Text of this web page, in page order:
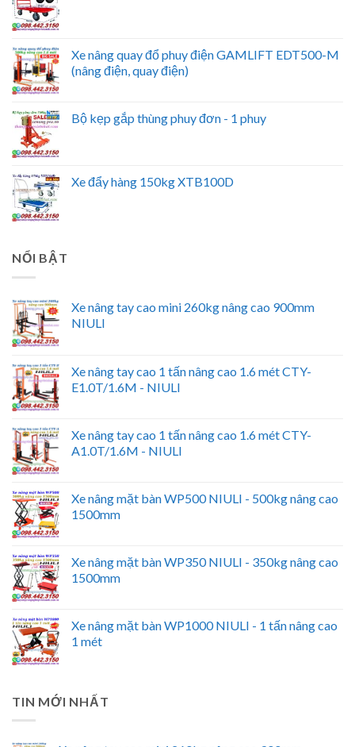
Xe nâng quay đổ phuy điện GAMLIFT EDT500-M
(nâng điện, quay điện)
Bộ kẹp gắp thùng phuy đơn - 1 phuy
Xe đẩy hàng 150kg XTB100D
NỔI BẬT
Xe nâng tay cao mini 260kg nâng cao 900mm
NIULI
Xe nâng tay cao 1 tấn nâng cao 1.6 mét CTY-
E1.0T/1.6M - NIULI
Xe nâng tay cao 1 tấn nâng cao 1.6 mét CTY-
A1.0T/1.6M - NIULI
Xe nâng mặt bàn WP500 NIULI - 500kg nâng cao
1500mm
Xe nâng mặt bàn WP350 NIULI - 350kg nâng cao
1500mm
Xe nâng mặt bàn WP1000 NIULI - 1 tấn nâng cao
1 mét
TIN MỚI NHẤT